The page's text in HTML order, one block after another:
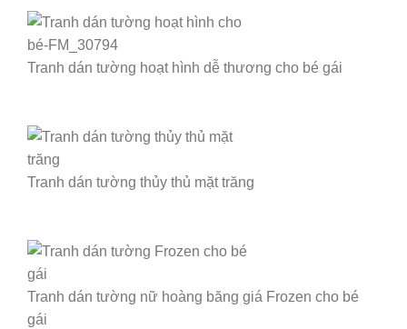
Tranh dán tường hoạt hình dễ thương cho bé gái
Tranh dán tường thủy thủ mặt trăng
Tranh dán tường nữ hoàng băng giá Frozen cho bé
gái